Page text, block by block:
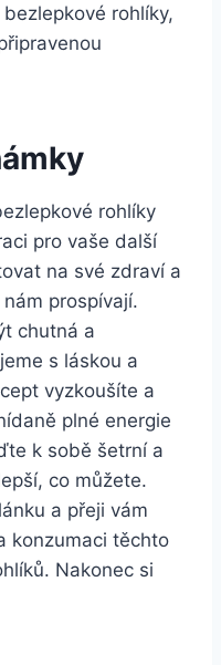
rohlíky,
rohlíky
pro vaše další
na své zdraví a
prospívají.
chutná a
s láskou a
vyzkoušíte a
plné energie
k sobě šetrní a
co můžete.
a přeji vám
konzumaci těchto
Nakonec si